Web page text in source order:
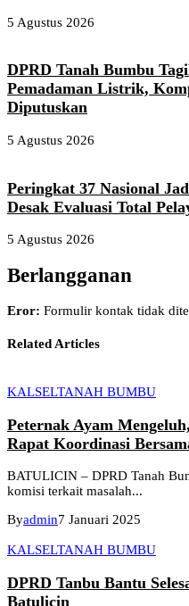
5 Agustus 2026
DPRD Tanah Bumbu
Pemadaman Listrik,
Diputuskan
5 Agustus 2026
Peringkat 37 Nasional
Desak Evaluasi Total
5 Agustus 2026
Berlangganan
Eror: Formulir kontak tidak
Related Articles
KALSELTANAH BUMBU
Peternak Ayam
Rapat Koordinasi
BATULICIN – DPRD Tanah
komisi terkait masalah...
Byadmin7 Januari 2025
KALSELTANAH BUMBU
DPRD Tanbu Bantu
Batulicin